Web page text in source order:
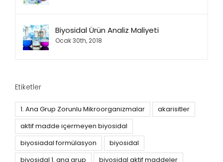
Biyosidal Ürün Analiz Maliyeti
Ocak 30th, 2018
Etiketler
1. Ana Grup Zorunlu Mikroorganizmalar
akarisitler
aktif madde içermeyen biyosidal
biyosiadal formülasyon
biyosidal
biyosidal 1. ana grup
biyosidal aktif maddeler